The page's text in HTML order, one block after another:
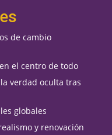
de cambio
el centro de todo
verdad oculta tras
globales
y renovación